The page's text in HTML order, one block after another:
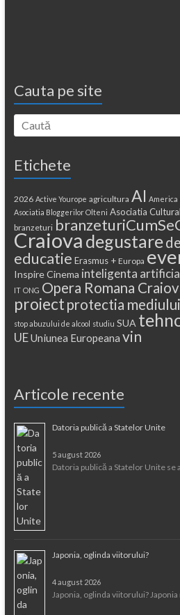
Cauta pe site
Etichete
2026 Active Yourope agricultura AI America
Asociatia Bloggerilor Olteni Asociatia
branzeturi
Craiova degustare
educatie Erasmus + Europa
Inspire Cinema inteligenta
IT ONG Opera Romana
proiect protectia mediului
stop abuzului de alcool studiu SUA
UEUniunea Europeana vin
Articole recente
Datoria publică a Statelor Unite
5 august 2026
Datoria publică a Statelor Unite se
Japonia, oglinda viitorului?
4 august 2026
Japonia, oglinda viitorului? Japonia